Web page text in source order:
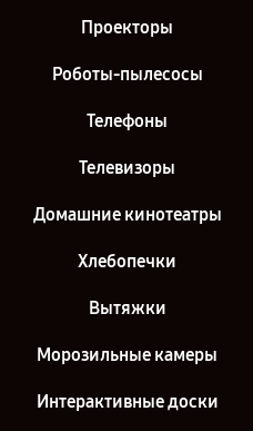
Проекторы
Роботы-пылесосы
Телефоны
Телевизоры
Домашние кинотеатры
Хлебопечки
Вытяжки
Морозильные камеры
Интерактивные доски